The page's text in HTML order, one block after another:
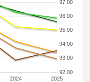
2024 2025
92.00
93.00
94.00
95.00
96.00
97.00